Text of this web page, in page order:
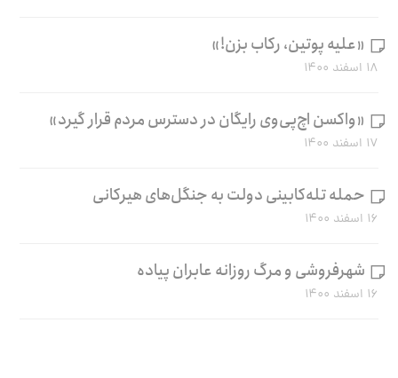
«علیه پوتین، رکاب بزن!»
۱۸ اسفند ۱۴۰۰
«واکسن اچ‌پی‌وی رایگان در دسترس مردم قرار گیرد»
۱۷ اسفند ۱۴۰۰
حمله تله‌کابینی دولت به جنگل‌های هیرکانی
۱۶ اسفند ۱۴۰۰
شهرفروشی و مرگ روزانه عابران پیاده
۱۶ اسفند ۱۴۰۰